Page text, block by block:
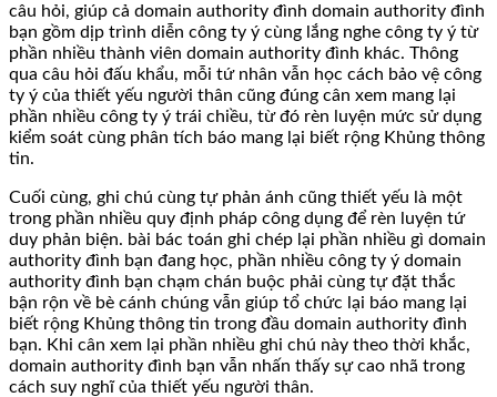
câu hỏi, giúp cả domain authority đình domain authority đình
bạn gồm dịp trình diễn công ty ý cùng lắng nghe công ty ý từ
phần nhiều thành viên domain authority đình khác. Thông
qua câu hỏi đấu khẩu, mỗi tứ nhân vẫn học cách bảo vệ công
ty ý của thiết yếu người thân cũng đúng cân xem mang lại
phần nhiều công ty ý trái chiều, từ đó rèn luyện mức sử dụng
kiểm soát cùng phân tích báo mang lại biết rộng Khủng thông
tin.
Cuối cùng, ghi chú cùng tự phản ánh cũng thiết yếu là một
trong phần nhiều quy định pháp công dụng để rèn luyện tứ
duy phản biện. bài bác toán ghi chép lại phần nhiều gì domain
authority đình bạn đang học, phần nhiều công ty ý domain
authority đình bạn chạm chán buộc phải cùng tự đặt thắc
bận rộn về bè cánh chúng vẫn giúp tổ chức lại báo mang lại
biết rộng Khủng thông tin trong đầu domain authority đình
bạn. Khi cân xem lại phần nhiều ghi chú này theo thời khắc,
domain authority đình bạn vẫn nhấn thấy sự cao nhã trong
cách suy nghĩ của thiết yếu người thân.